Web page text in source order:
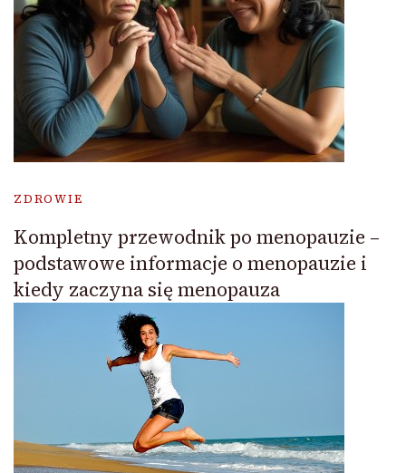
ZDROWIE
Kompletny przewodnik po menopauzie –
podstawowe informacje o menopauzie i
kiedy zaczyna się menopauza